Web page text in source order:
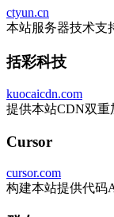
ctyun.cn
本站服务器技术支
括彩科技
kuocaicdn.com
提供本站CDN双重
Cursor
cursor.com
构建本站提供代码